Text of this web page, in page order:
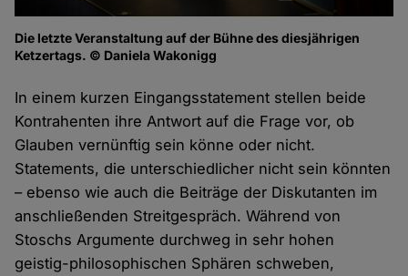
Die letzte Veranstaltung auf der Bühne des diesjährigen
Ketzertags. © Daniela Wakonigg
In einem kurzen Eingangsstatement stellen beide
Kontrahenten ihre Antwort auf die Frage vor, ob
Glauben vernünftig sein könne oder nicht.
Statements, die unterschiedlicher nicht sein könnten
– ebenso wie auch die Beiträge der Diskutanten im
anschließenden Streitgespräch. Während von
Stoschs Argumente durchweg in sehr hohen
geistig-philosophischen Sphären schweben,